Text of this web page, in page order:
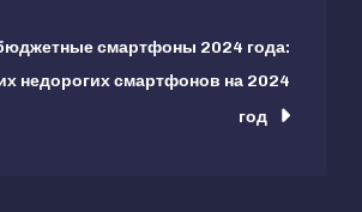
смартфоны 2024 года:
недорогих смартфонов на 2024
год